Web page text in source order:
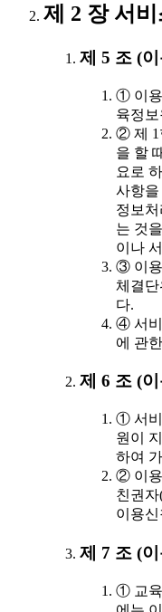
제 2 장 서
제 5 조 (
① 이용
육정
② 제 1
을 할
요로
사항
정보
는 것
이나
③ 이용
체결
다.
④ 서비
에 관
제 6 조 (
① 서비
원이
하여
② 이용
친권
이용
제 7 조 (
① 교육